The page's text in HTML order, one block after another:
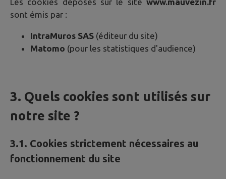
Les cookies déposés sur le site www.mauvezin.fr
sont émis par :
IntraMuros SAS (éditeur du site)
Matomo (pour les statistiques d'audience)
3. Quels cookies sont utilisés sur
notre site ?
3.1. Cookies strictement nécessaires au
fonctionnement du site